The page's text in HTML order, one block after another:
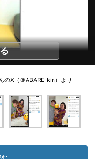
のX（＠ABARE_kin）より
む